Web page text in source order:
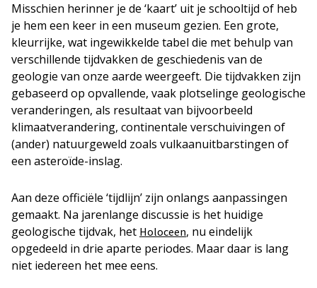
Misschien herinner je de ‘kaart’ uit je schooltijd of heb
je hem een keer in een museum gezien. Een grote,
kleurrijke, wat ingewikkelde tabel die met behulp van
verschillende tijdvakken de geschiedenis van de
geologie van onze aarde weergeeft. Die tijdvakken zijn
gebaseerd op opvallende, vaak plotselinge geologische
veranderingen, als resultaat van bijvoorbeeld
klimaatverandering, continentale verschuivingen of
(ander) natuurgeweld zoals vulkaanuitbarstingen of
een asteroïde-inslag.
Aan deze officiële ‘tijdlijn’ zijn onlangs aanpassingen
gemaakt. Na jarenlange discussie is het huidige
geologische tijdvak, het Holoceen, nu eindelijk
opgedeeld in drie aparte periodes. Maar daar is lang
niet iedereen het mee eens.